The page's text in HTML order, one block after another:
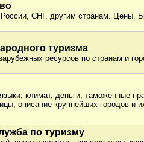
СНГ, другим странам. Цены.
туризма
ресурсов по странам и
климат, деньги, таможенные
описание крупнейших городов и
по туризму